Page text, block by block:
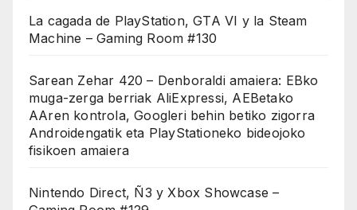
La cagada de PlayStation, GTA VI y la Steam
Machine – Gaming Room #130
Sarean Zehar 420 – Denboraldi amaiera: EBko
muga-zerga berriak AliExpressi, AEBetako
AAren kontrola, Googleri behin betiko zigorra
Androidengatik eta PlayStationeko bideojoko
fisikoen amaiera
Nintendo Direct, Ñ3 y Xbox Showcase –